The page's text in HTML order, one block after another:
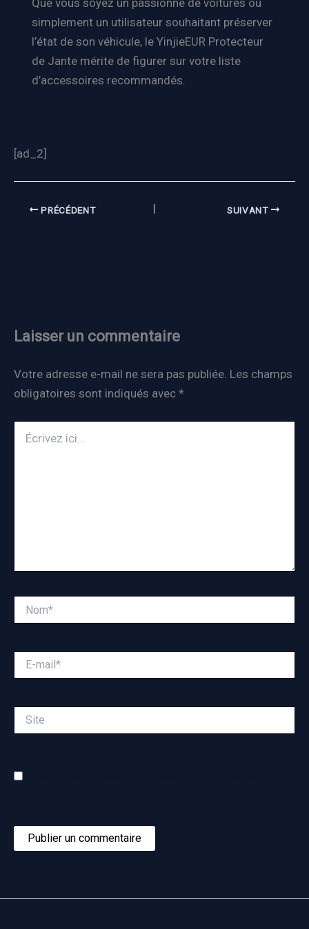
simplement un utilisateur souhaitant préserver
l’état de son véhicule, le YinjieEUR Protecteur
de Jante mérite de figurer sur votre liste
d’accessoires recommandés.
[ad_2]
PRÉCÉDENT SUIVANT
Laisser un commentaire
Votre adresse e-mail ne sera pas publiée. Les champs
obligatoires sont indiqués avec *
ici…
mail*